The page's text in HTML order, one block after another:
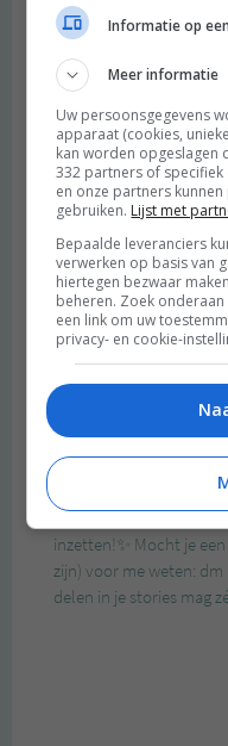
Informatie op
Meer informatie
Uw persoonsgegevens
apparaat (cookies,
kan worden
332 partners of
en onze partners
gebruiken. Lijst met
Bepaalde leveranciers
verwerken op basis van
hiertegen bezwaar
beheren. Zoek
een link om uw
privacy- en cookie-